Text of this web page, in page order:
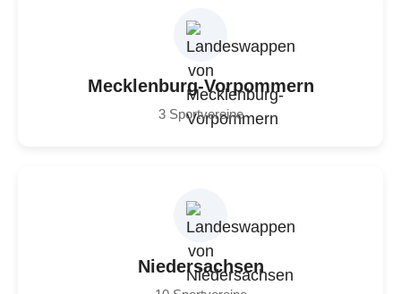
Mecklenburg-Vorpommern
3 Sportvereine
Niedersachsen